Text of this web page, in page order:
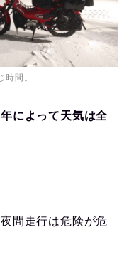
間。
によって天気は全
間走行は危険が危